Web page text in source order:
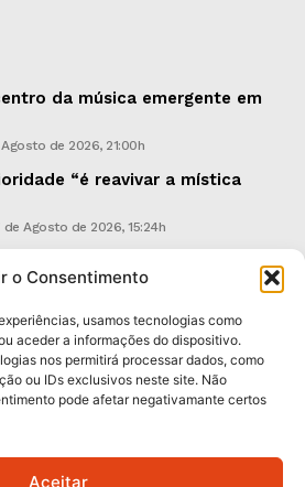
o Consentimento
usamos tecnologias como
aceder a informações do dispositivo.
nos permitirá processar dados, como
ou IDs exclusivos neste site. Não
pode afetar negativamante certos
Aceitar
da música emergente em
de 2026, 21:00h
“é reavivar a mística
de Agosto de 2026, 15:24h
de risco